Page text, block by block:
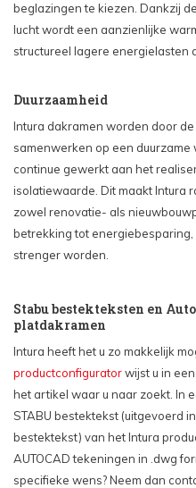
beglazingen te kiezen. Dankzij
lucht wordt een aanzienlijke
structureel lagere energielasten
Duurzaamheid
Intura dakramen worden door
samenwerken op een
continue gewerkt aan het
isolatiewaarde. Dit maakt Intura
zowel renovatie- als
betrekking tot
strenger worden.
Stabu bestekteksten en
platdakramen
Intura heeft het u zo makkelijk
productconfiguratorwijst u in
het artikel waar u naar zoekt. In
STABU bestektekst (uitgevoerd
bestektekst) van het Intura
AUTOCAD tekeningen in .dwg
specifieke wens? Neem dan